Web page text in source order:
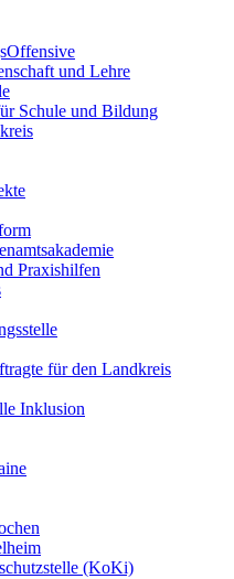
und Lehre
Schule und Bildung
Praxishilfen
für den Landkreis
Inklusion
(KoKi)